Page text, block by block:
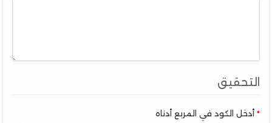
التحقيق
أدخل الكود في المربع أدناه